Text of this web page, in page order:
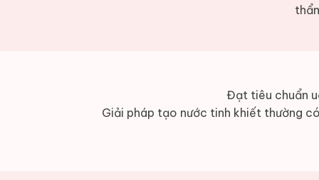
Đạt tiêu chuẩn
Giải pháp tạo nước tinh khiết thường